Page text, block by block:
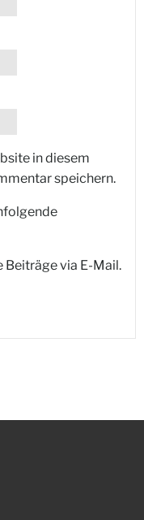
in diesem
speichern.
Beiträge via E-Mail.